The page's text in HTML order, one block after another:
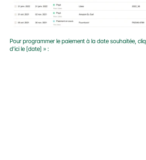
Pour programmer le paiement à la date souhaitée,
d’ici le [date] » :